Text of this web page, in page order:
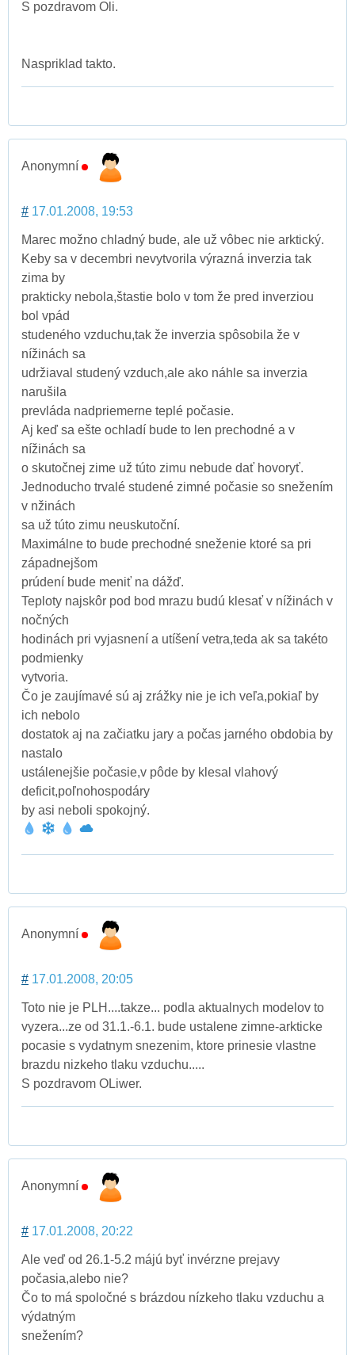
S pozdravom Oli.
Naspriklad takto.
Anonymní
# 17.01.2008, 19:53
Marec možno chladný bude, ale už vôbec nie arktický.
Keby sa v decembri nevytvorila výrazná inverzia tak
zima by
prakticky nebola,štastie bolo v tom že pred inverziou
bol vpád
studeného vzduchu,tak že inverzia spôsobila že v
nížinách sa
udržiaval studený vzduch,ale ako náhle sa inverzia
narušila
prevláda nadpriemerne teplé počasie.
Aj keď sa ešte ochladí bude to len prechodné a v
nížinách sa
o skutočnej zime už túto zimu nebude dať hovoryť.
Jednoducho trvalé studené zimné počasie so snežením
v nžinách
sa už túto zimu neuskutoční.
Maximálne to bude prechodné sneženie ktoré sa pri
západnejšom
prúdení bude meniť na dážď.
Teploty najskôr pod bod mrazu budú klesať v nížinách v
nočných
hodinách pri vyjasnení a utíšení vetra,teda ak sa takéto
podmienky
vytvoria.
Čo je zaujímavé sú aj zrážky nie je ich veľa,pokiaľ by
ich nebolo
dostatok aj na začiatku jary a počas jarného obdobia by
nastalo
ustálenejšie počasie,v pôde by klesal vlahový
deficit,poľnohospodáry
by asi neboli spokojný.
Anonymní
# 17.01.2008, 20:05
Toto nie je PLH....takze... podla aktualnych modelov to
vyzera...ze od 31.1.-6.1. bude ustalene zimne-arkticke
pocasie s vydatnym snezenim, ktore prinesie vlastne
brazdu nizkeho tlaku vzduchu.....
S pozdravom OLiwer.
Anonymní
# 17.01.2008, 20:22
Ale veď od 26.1-5.2 májú byť invérzne prejavy
počasia,alebo nie?
Čo to má spoločné s brázdou nízkeho tlaku vzduchu a
výdatným
snežením?